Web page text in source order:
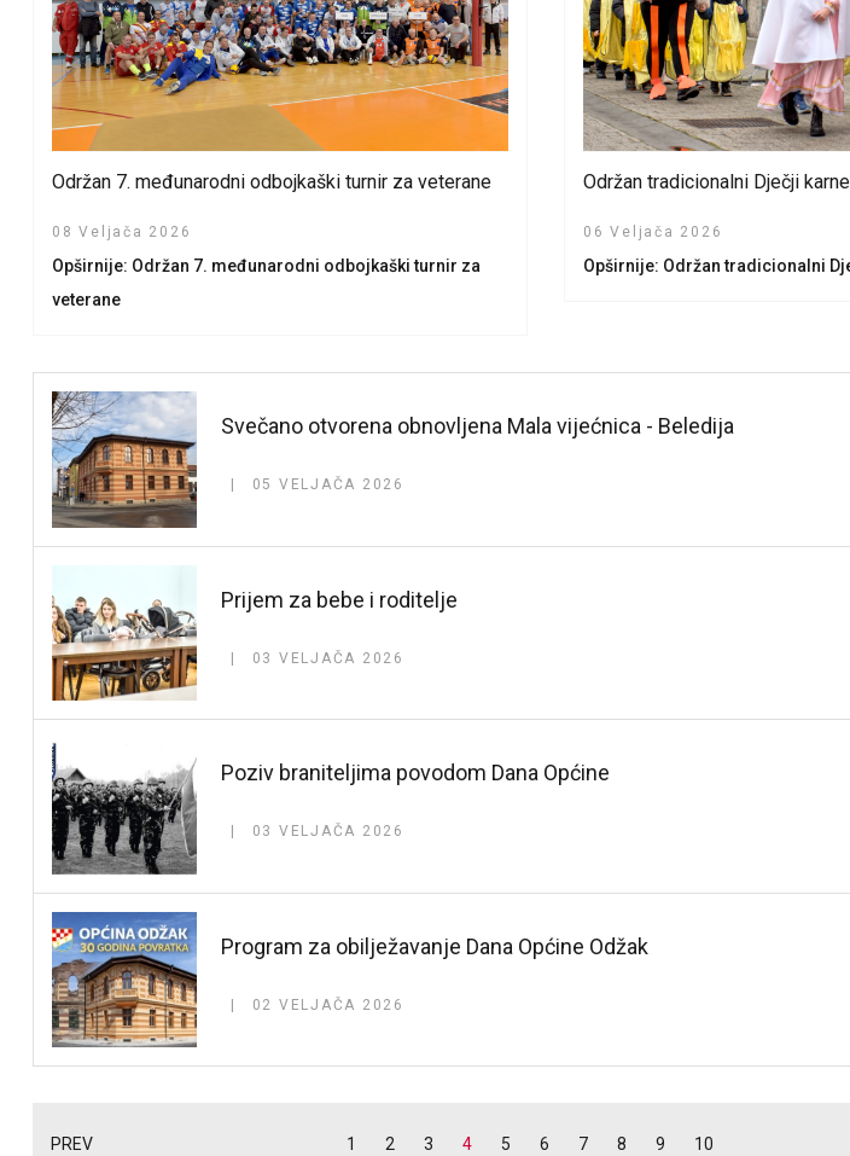
Održan 7. međunarodni odbojkaški turnir za veterane
08 Veljača 2026
Opširnije: Održan 7. međunarodni odbojkaški turnir za
veterane
Održan tradicionalni Dječji
06 Veljača 2026
Opširnije: Održan tradicionalni
Svečano otvorena obnovljena Mala vijećnica - Beledija
05 VELJAČA 2026
Prijem za bebe i roditelje
03 VELJAČA 2026
Poziv braniteljima povodom Dana Općine
03 VELJAČA 2026
Program za obilježavanje Dana Općine Odžak
02 VELJAČA 2026
PREV 1 2 3 4 5 6 7 8 9 10